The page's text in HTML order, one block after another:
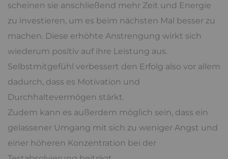
scheinen sie anschließend mehr Zeit und Energie
zu investieren, um es beim nächsten Mal besser zu
machen. Diese erhöhte Anstrengung wirkt sich
wiederum positiv auf ihre Leistung aus.
Selbstmitgefühl verbessert den Erfolg also vor allem
dadurch, dass es Motivation und
Durchhaltevermögen stärkt.
Zudem kann es außerdem möglich sein, dass ein
gelassener Umgang mit sich zu weniger Angst und
einer höheren Konzentration bei der